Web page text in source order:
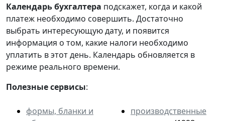
Календарьбухгалтера подскажет, когда и какой
платеж необходимо совершить. Достаточно
выбрать интересующую дату, и появится
информация о том, какие налоги необходимо
уплатить в этот день. Календарь обновляется в
режиме реального времени.
Полезные сервисы:
формы, бланки и
производственные